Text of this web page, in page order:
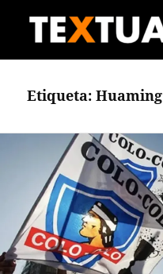
Etiqueta:Huaming